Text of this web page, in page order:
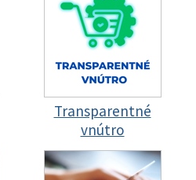
Transparentné
vnútro